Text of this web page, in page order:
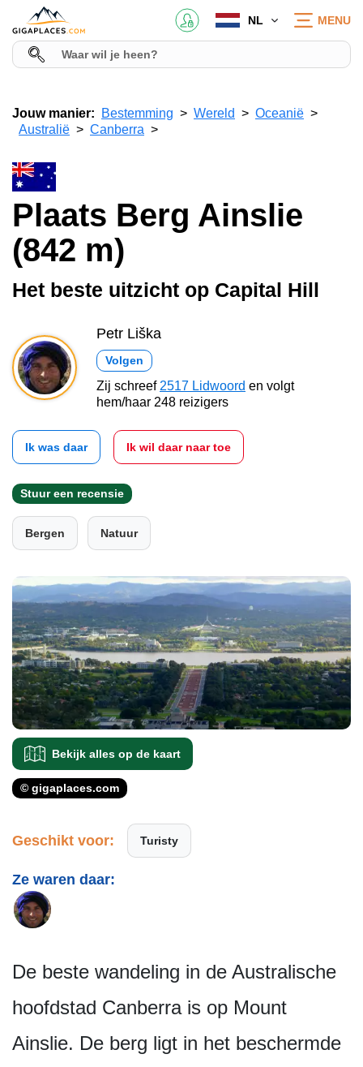
NL MENU
Jouw manier: Bestemming Wereld
Oceanië
Australië
Canberra
Plaats Berg Ainslie
(842 m)
Het beste uitzicht op Capital Hill
Petr Liška
Volgen
Zij schreef 2517 Lidwoord en volgt
hem/haar 248 reizigers
Ik was daar Ik wil daar naar toe
Stuur een recensie
Bergen Natuur
Bekijk alles op de kaart
© gigaplaces.com
Geschikt voor: Turisty
Ze waren daar:
De beste wandeling in de Australische
hoofdstad Canberra is op Mount
Ainslie. De berg ligt in het beschermde